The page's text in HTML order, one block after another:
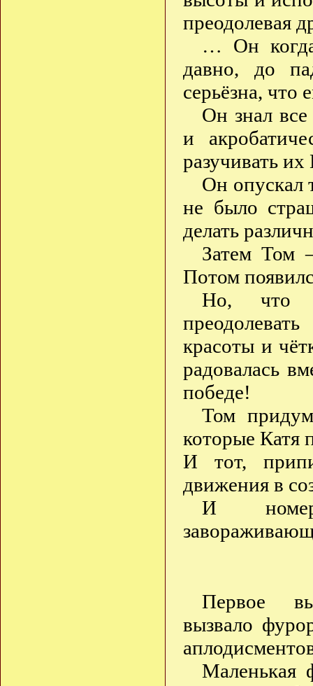
преодолевая
… Он
давно, до
серьёзна, что
Он знал
и
разучивать
Он опускал
не было
делать
Затем Том
Потом
Но, что
красоты и
радовалась
победе!
Том
которые Катя
И тот,
движения в
И
Первое
вызвало
Маленькая